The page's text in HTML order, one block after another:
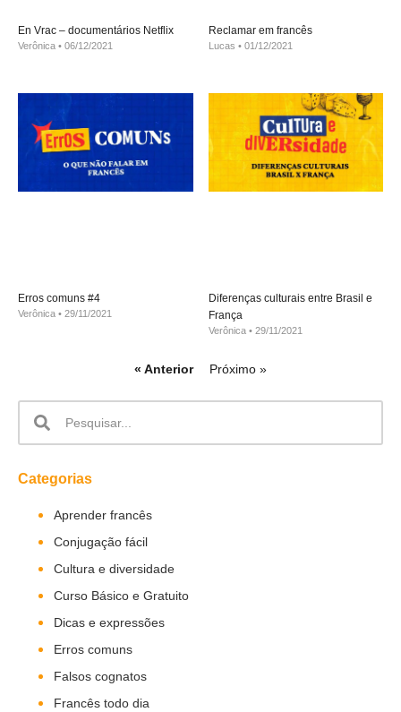
En Vrac – documentários Netflix
Verônica 06/12/2021
Reclamar em francês
Lucas 01/12/2021
Erros comuns #4
Verônica 29/11/2021
Diferenças culturais entre Brasil e
França
Verônica 29/11/2021
« Anterior Próximo »
Categorias
Aprender francês
Conjugação fácil
Cultura e diversidade
Curso Básico e Gratuito
Dicas e expressões
Erros comuns
Falsos cognatos
Francês todo dia